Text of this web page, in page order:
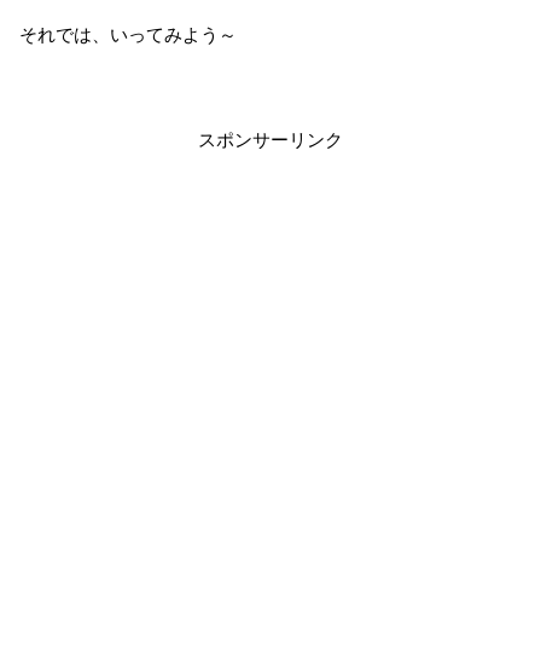
それでは、いってみよう～
スポンサーリンク